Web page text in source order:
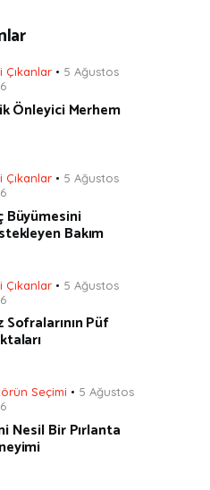
Çıkanlar
5 Ağustos
Önleyici Merhem
Çıkanlar
5 Ağustos
Büyümesini
Bakım
Çıkanlar
5 Ağustos
Sofralarının Püf
Seçimi
5 Ağustos
Nesil Bir Pırlanta